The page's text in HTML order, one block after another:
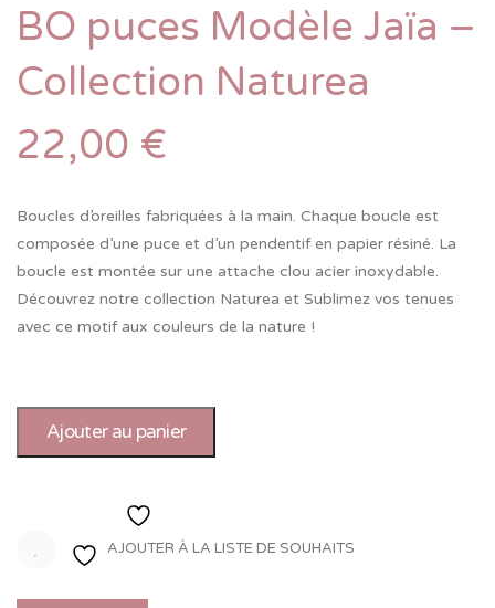
BO puces Modèle Jaïa –
Collection Naturea
22,00 €
Boucles d’oreilles fabriquées à la main. Chaque boucle est
composée d’une puce et d’un pendentif en papier résiné. La
boucle est montée sur une attache clou acier inoxydable.
Découvrez notre collection Naturea et Sublimez vos tenues
avec ce motif aux couleurs de la nature !
Ajouter au panier
AJOUTER À LA LISTE DE SOUHAITS